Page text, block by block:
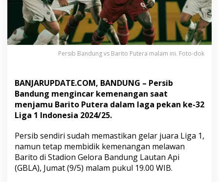
H
a
i
s
B
i
t
o
M
e
k
i
S
d
Persib Bandung vs Barito Putera malam ini. Foto-dok
BANJARUPDATE.COM, BANDUNG – Persib
Bandung mengincar kemenangan saat
menjamu Barito Putera dalam laga pekan ke-32
Liga 1 Indonesia 2024/25.
Persib sendiri sudah memastikan gelar juara Liga 1,
namun tetap membidik kemenangan melawan
Barito di Stadion Gelora Bandung Lautan Api
(GBLA), Jumat (9/5) malam pukul 19.00 WIB.